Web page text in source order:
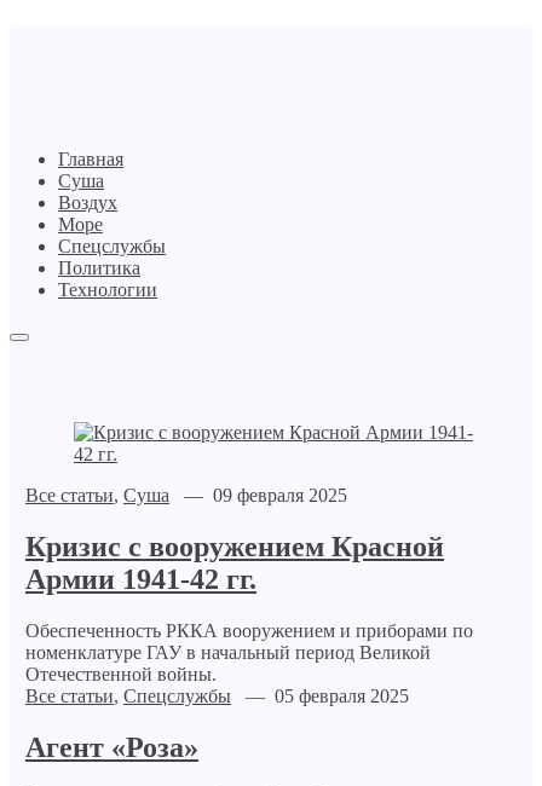
Главная
Суша
Воздух
Море
Спецслужбы
Политика
Технологии
Все статьи, Суша — 09 февраля 2025
Кризис с вооружением Красной
Армии 1941-42 гг.
Обеспеченность РККА вооружением и приборами по
номенклатуре ГАУ в начальный период Великой
Отечественной войны.
Все статьи, Спецслужбы— 05 февраля 2025
Агент «Роза»